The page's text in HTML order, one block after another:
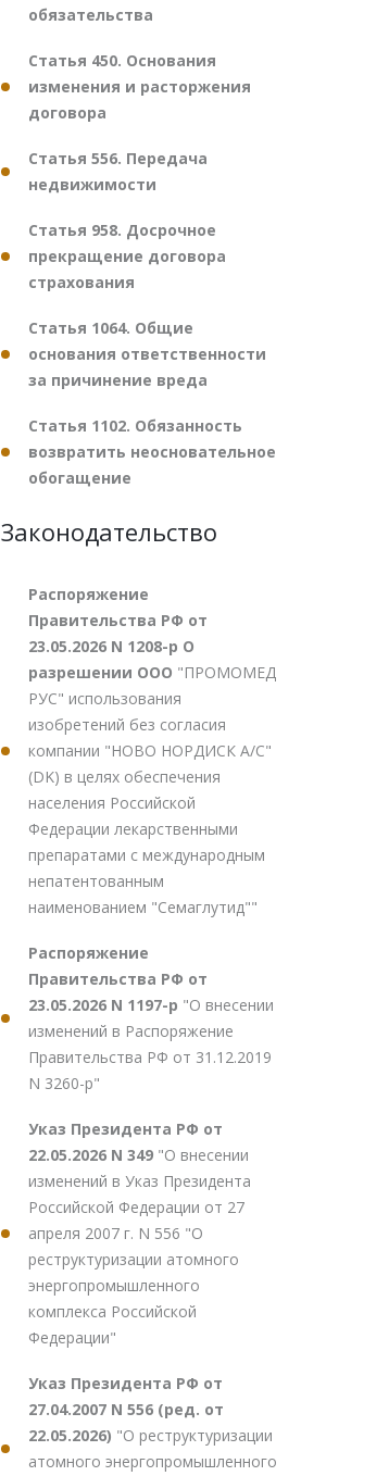
обязательства
Статья 450. Основания
изменения и расторжения
договора
Статья 556. Передача
недвижимости
Статья 958. Досрочное
прекращение договора
страхования
Статья 1064. Общие
основания ответственности
за причинение вреда
Статья 1102. Обязанность
возвратить неосновательное
обогащение
Законодательство
Распоряжение
Правительства РФ от
23.05.2026 N 1208-р О
разрешении ООО "ПРОМОМЕД
РУС" использования
изобретений без согласия
компании "НОВО НОРДИСК А/С"
(DK) в целях обеспечения
населения Российской
Федерации лекарственными
препаратами с международным
непатентованным
наименованием "Семаглутид""
Распоряжение
Правительства РФ от
23.05.2026 N 1197-р "О внесении
изменений в Распоряжение
Правительства РФ от 31.12.2019
N 3260-р"
Указ Президента РФ от
22.05.2026 N 349 "О внесении
изменений в Указ Президента
Российской Федерации от 27
апреля 2007 г. N 556 "О
реструктуризации атомного
энергопромышленного
комплекса Российской
Федерации"
Указ Президента РФ от
27.04.2007 N 556 (ред. от
22.05.2026) "О реструктуризации
атомного энергопромышленного